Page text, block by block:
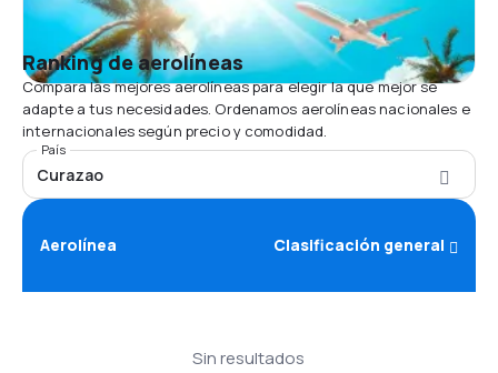
Ranking de aerolíneas
Compara las mejores aerolíneas para elegir la que mejor se
adapte a tus necesidades. Ordenamos aerolíneas nacionales e
internacionales según precio y comodidad.
País
Curazao
Aerolínea Clasificación general
Sin resultados